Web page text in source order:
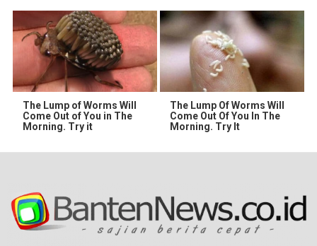
The Lump of Worms Will
Come Out of You in The
Morning. Try it
The Lump Of Worms Will
Come Out Of You In The
Morning. Try It